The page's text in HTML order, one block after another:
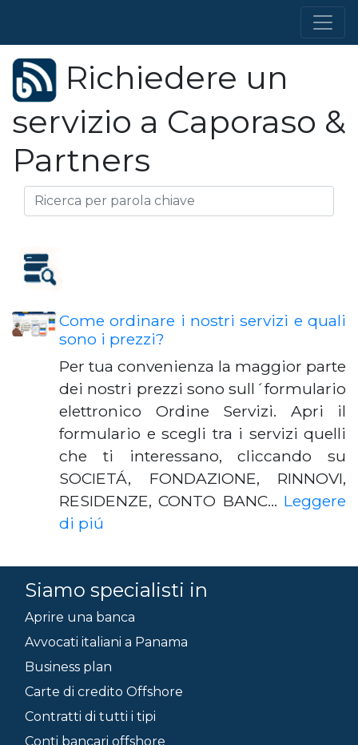
Richiedere un
servizio a Caporaso &
Partners
Come ordinare i nostri servizi e quali
sono i prezzi?
Per tua convenienza la maggior parte
dei nostri prezzi sono sull´formulario
elettronico Ordine Servizi. Apri il
formulario e scegli tra i servizi quelli
che ti interessano, cliccando su
SOCIETÁ, FONDAZIONE, RINNOVI,
RESIDENZE, CONTO BANC… Leggere
di piú
Siamo specialisti in
Aprire una banca
Avvocati italiani a Panama
Business plan
Carte di credito Offshore
Contratti di tutti i tipi
Conti bancari offshore